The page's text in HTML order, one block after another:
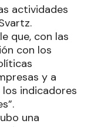
actividades
que, con las
con los
y a
indicadores
una